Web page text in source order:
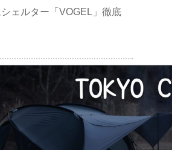
ェルター「VOGEL」徹底